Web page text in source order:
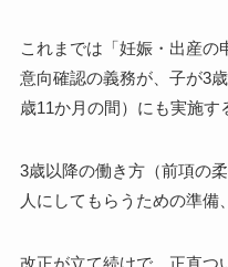
これまでは「妊娠・出産の
意向確認の義務が、 子が3
歳11か月の間）にも実施す
3歳以降の働き方（前項の
人にしてもらうための準備